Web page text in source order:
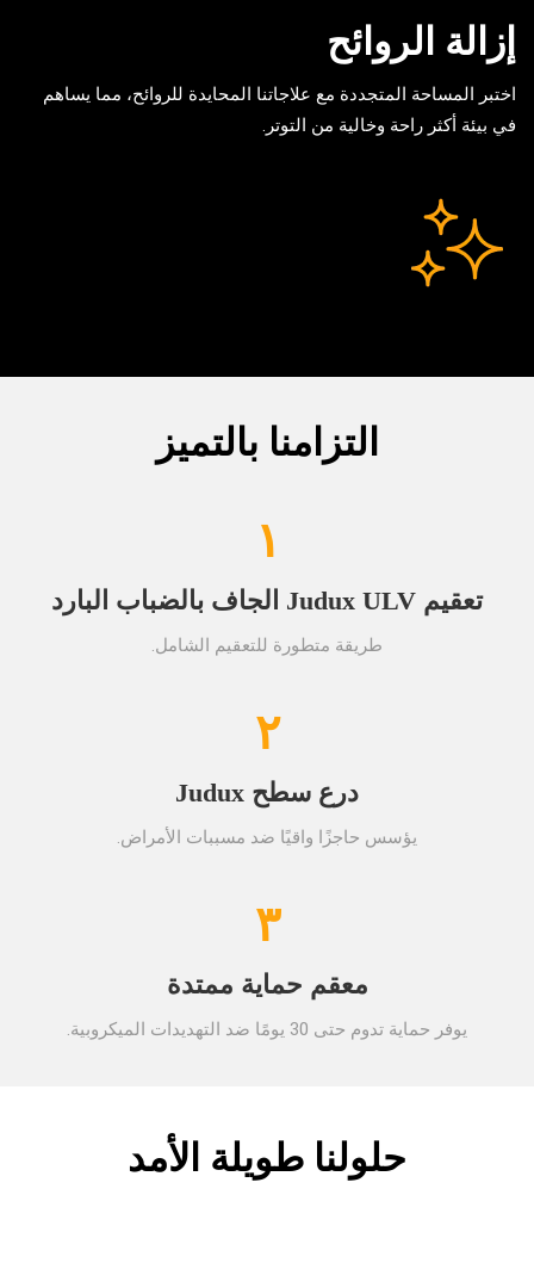
إزالة الروائح
اختبر المساحة المتجددة مع علاجاتنا المحايدة للروائح، مما يساهم
في بيئة أكثر راحة وخالية من التوتر.
التزامنا بالتميز
١
تعقيم Judux ULV الجاف بالضباب البارد
طريقة متطورة للتعقيم الشامل.
٢
درع سطح Judux
يؤسس حاجزًا واقيًا ضد مسببات الأمراض.
٣
معقم حماية ممتدة
يوفر حماية تدوم حتى 30 يومًا ضد التهديدات الميكروبية.
حلولنا طويلة الأمد